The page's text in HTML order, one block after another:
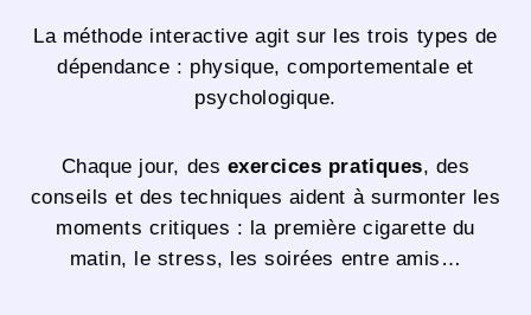
La méthode interactive agit sur les trois types de
dépendance : physique, comportementale et
psychologique.
Chaque jour, des exercices pratiques, des
conseils et des techniques aident à surmonter les
moments critiques : la première cigarette du
matin, le stress, les soirées entre amis…